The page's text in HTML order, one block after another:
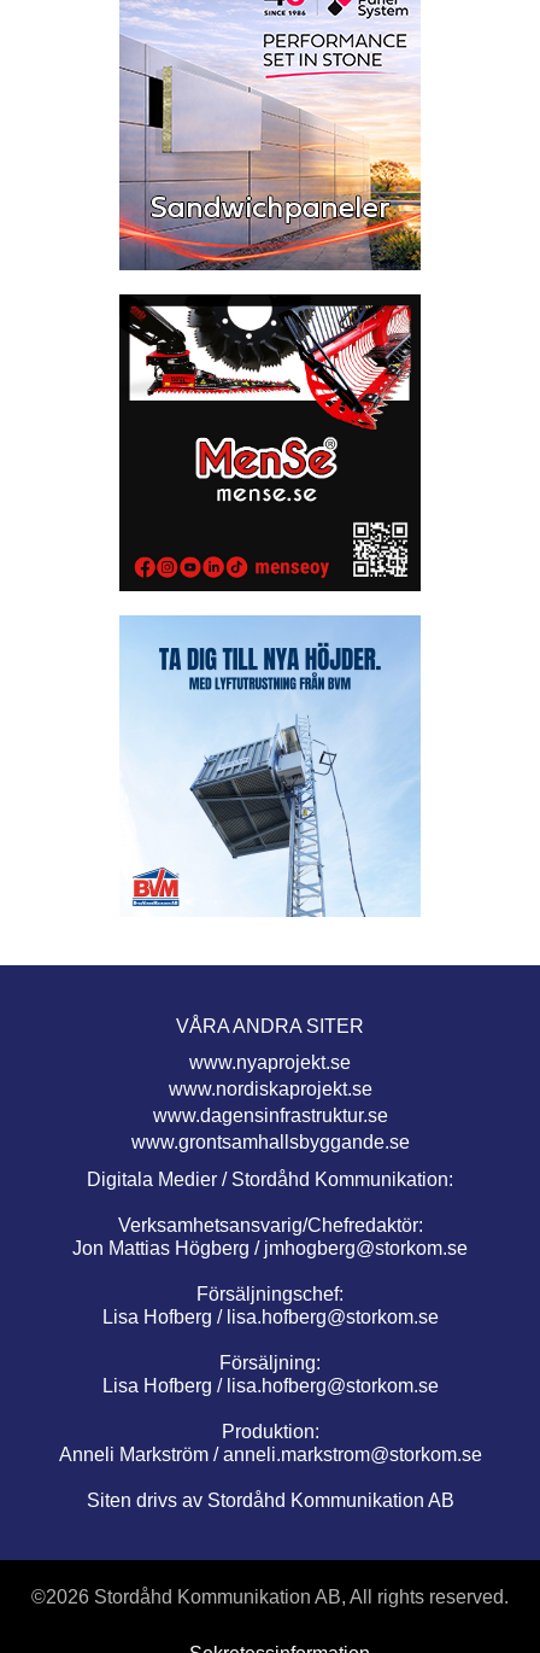
VÅRA ANDRA SITER
www.nyaprojekt.se
www.nordiskaprojekt.se
www.dagensinfrastruktur.se
www.grontsamhallsbyggande.se
Digitala Medier / Stordåhd Kommunikation:
Verksamhetsansvarig/Chefredaktör:
Jon Mattias Högberg / jmhogberg@storkom.se
Försäljningschef:
Lisa Hofberg / lisa.hofberg@storkom.se
Försäljning:
Lisa Hofberg / lisa.hofberg@storkom.se
Produktion:
Anneli Markström /anneli.markstrom@storkom.se
Siten drivs av Stordåhd Kommunikation AB
©2026 Stordåhd Kommunikation AB, All rights reserved.